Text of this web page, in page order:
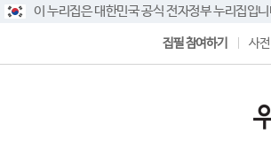
이 누리집은 대한민국 공식 전자정부 누리집입
집필 참여하기 사전